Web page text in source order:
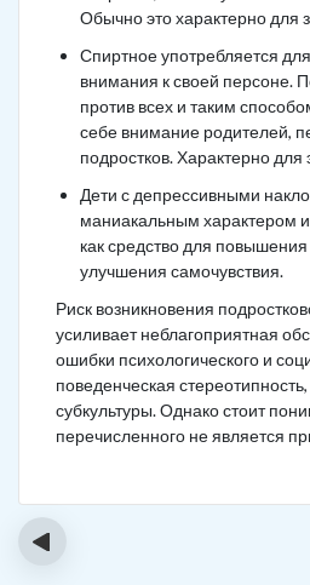
Обычно это характерно для
Спиртное употребляется
внимания к своей персоне.
против всех и таким
себе внимание родителей,
подростков. Характерно
Дети с депрессивными
маниакальным характером
как средство для
улучшения самочувствия.
Риск возникновения
усиливает неблагоприятная
ошибки психологического и
поведенческая
субкультуры. Однако стоит
перечисленного не является
‹